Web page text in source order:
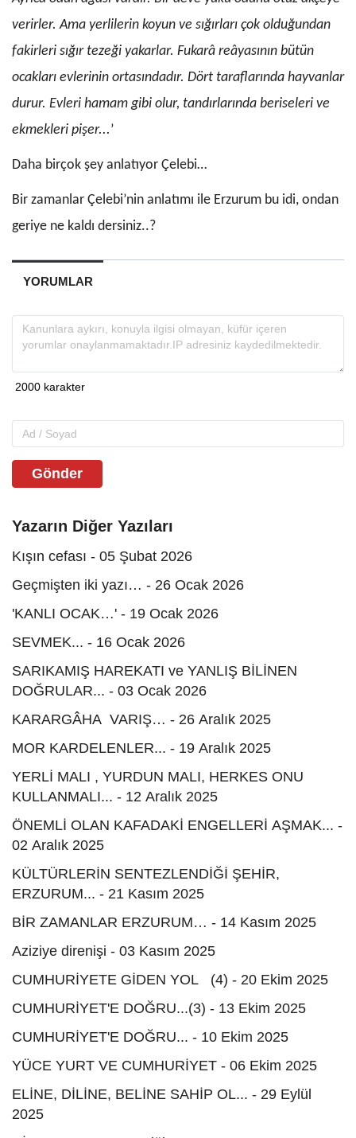
verirler. Ama yerlilerin koyun ve sığırları çok olduğundan
fakir­leri sığır tezeği yakarlar. Fukarâ reâyasının bütün
ocakları evlerinin ortasındadır. Dört taraflarında hay­vanlar
durur. Evleri hamam gibi olur, tandırlarında beriseleri ve
ekmekleri pişer...’
Daha birçok şey anlatıyor Çelebi…
Bir zamanlar Çelebi’nin anlatımı ile Erzurum bu idi, ondan
geriye ne kaldı dersiniz..?
YORUMLAR
Gönder
Yazarın Diğer Yazıları
Kışın cefası - 05 Şubat 2026
Geçmişten iki yazı… - 26 Ocak 2026
'KANLI OCAK…' - 19 Ocak 2026
SEVMEK... - 16 Ocak 2026
SARIKAMIŞ HAREKATI ve YANLIŞ BİLİNEN
DOĞRULAR... - 03 Ocak 2026
KARARGÂHA VARIŞ… - 26 Aralık 2025
MOR KARDELENLER... - 19 Aralık 2025
YERLİ MALI , YURDUN MALI, HERKES ONU
KULLANMALI... - 12 Aralık 2025
ÖNEMLİ OLAN KAFADAKİ ENGELLERİ AŞMAK... -
02 Aralık 2025
KÜLTÜRLERİN SENTEZLENDİĞİ ŞEHİR,
ERZURUM... - 21 Kasım 2025
BİR ZAMANLAR ERZURUM… - 14 Kasım 2025
Aziziye direnişi - 03 Kasım 2025
CUMHURİYETE GİDEN YOL (4) - 20 Ekim 2025
CUMHURİYET'E DOĞRU...(3) - 13 Ekim 2025
CUMHURİYET'E DOĞRU... - 10 Ekim 2025
YÜCE YURT VE CUMHURİYET - 06 Ekim 2025
ELİNE, DİLİNE, BELİNE SAHİP OL... - 29 Eylül
2025